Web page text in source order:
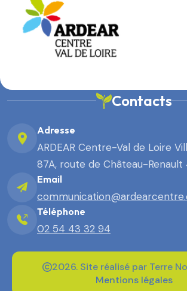
Contacts
Adresse
ARDEAR Centre-Val de Loire
87A, route de Château-Renault
Email
Téléphone
02 54 43 32 94
2026. Site réalisé par Terre
Mentions légales